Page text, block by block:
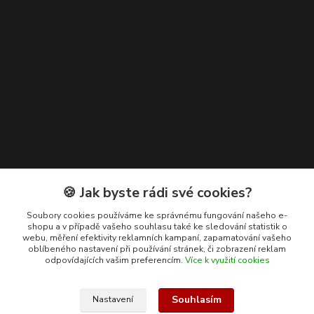
Kontakty
+420 608 400 554
(Po-Pá, 8-15 hod.)
ekohas@ekohas.cz
🍪 Jak byste rádi své cookies?
Soubory cookies používáme ke správnému fungování našeho e-
shopu a v případě vašeho souhlasu také ke sledování statistik o
webu, měření efektivity reklamních kampaní, zapamatování vašeho
oblíbeného nastavení při používání stránek, či zobrazení reklam
odpovídajících vašim preferencím. Více k využití cookies
Nastavení Souhlasím